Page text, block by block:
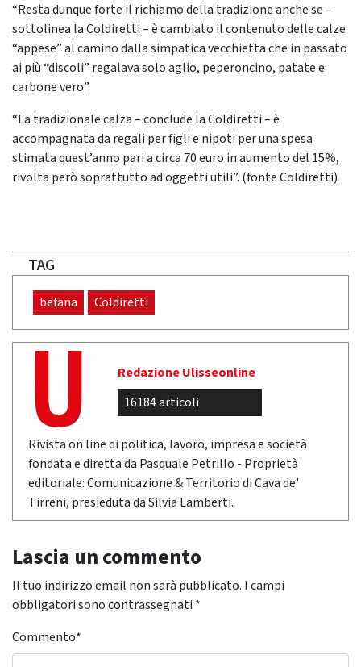
“Resta dunque forte il richiamo della tradizione anche se –
sottolinea la Coldiretti – è cambiato il contenuto delle calze
“appese” al camino dalla simpatica vecchietta che in passato
ai più “discoli” regalava solo aglio, peperoncino, patate e
carbone vero”.
“La tradizionale calza – conclude la Coldiretti – è
accompagnata da regali per figli e nipoti per una spesa
stimata quest’anno pari a circa 70 euro in aumento del 15%,
rivolta però soprattutto ad oggetti utili”. (fonte Coldiretti)
TAG
befana Coldiretti
Redazione Ulisseonline
16184 articoli
Rivista on line di politica, lavoro, impresa e società
fondata e diretta da Pasquale Petrillo - Proprietà
editoriale: Comunicazione & Territorio di Cava de'
Tirreni, presieduta da Silvia Lamberti.
Lascia un commento
Il tuo indirizzo email non sarà pubblicato. I campi
obbligatori sono contrassegnati *
Commento*